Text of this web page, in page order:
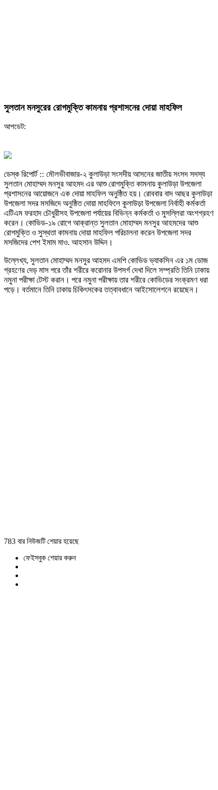
সুলতান মনসুরের রোগমুক্তি কামনায় প্রশাসনের দোয়া মাহফিল
আপডেট:
ডেস্ক রিপোর্ট :: মৌলভীবাজার-২ কুলাউড়া সংসদীয় আসনের জাতীয় সংসদ সদস্য
সুলতান মোহাম্মদ মনসুর আহমদ এর আশু রোগমুক্তি কামনায় কুলাউড়া উপজেলা
প্রশাসনের আয়োজনে এক দোয়া মাহফিল অনুষ্ঠিত হয়। রোববার বাদ আছর কুলাউড়া
উপজেলা সদর মসজিদে অনুষ্ঠিত দোয়া মাহফিলে কুলাউড়া উপজেলা নির্বাহী কর্মকর্তা
এটিএম ফরহাদ চৌধুরীসহ উপজেলা পর্যায়ের বিভিন্ন কর্মকর্তা ও মুসল্লিরা অংশগ্রহণ
করেন। কোভিড-১৯ রোগে আক্রান্ত সুলতান মোহাম্মদ মনসুর আহমদের আশু
রোগমুক্তি ও সুস্থতা কামনায় দোয়া মাহফিল পরিচালনা করেন উপজেলা সদর
মসজিদের পেশ ইমাম মাও. আহসান উদ্দিন।
উল্লেখ্য, সুলতান মোহাম্মদ মনসুর আহমদ এমপি কোভিড ভ্যাকসিন এর ১ম ডোজ
গ্রহণের দেড় মাস পরে তাঁর শরীরে করোনার উপসর্গ দেখা দিলে সম্প্রতি তিনি ঢাকায়
নমুনা পরীক্ষা টেস্ট করান। পরে নমুনা পরীক্ষায় তার শরীরে কোভিডের সংক্রমণ ধরা
পড়ে। বর্তমানে তিনি ঢাকায় চিকিৎসকের তত্বাবধানে আইসোলেশনে রয়েছেন।
783 বার নিউজটি শেয়ার হয়েছে
ফেইসবুক শেয়ার করুন